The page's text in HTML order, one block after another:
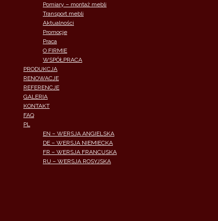
Pomiary – montaż mebli
Transport mebli
Aktualności
Promocje
Praca
O FIRMIE
WSPÓŁPRACA
PRODUKCJA
RENOWACJE
REFERENCJE
GALERIA
KONTAKT
FAQ
PL
EN – WERSJA ANGIELSKA
DE – WERSJA NIEMIECKA
FR – WERSJA FRANCUSKA
RU – WERSJA ROSYJSKA